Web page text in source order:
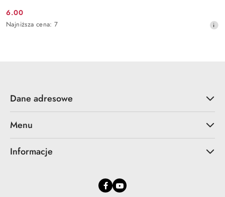
Cena
promocyjna:
6.00
Najniższa
Najniższa cena: 7
Dane adresowe
Menu
Informacje